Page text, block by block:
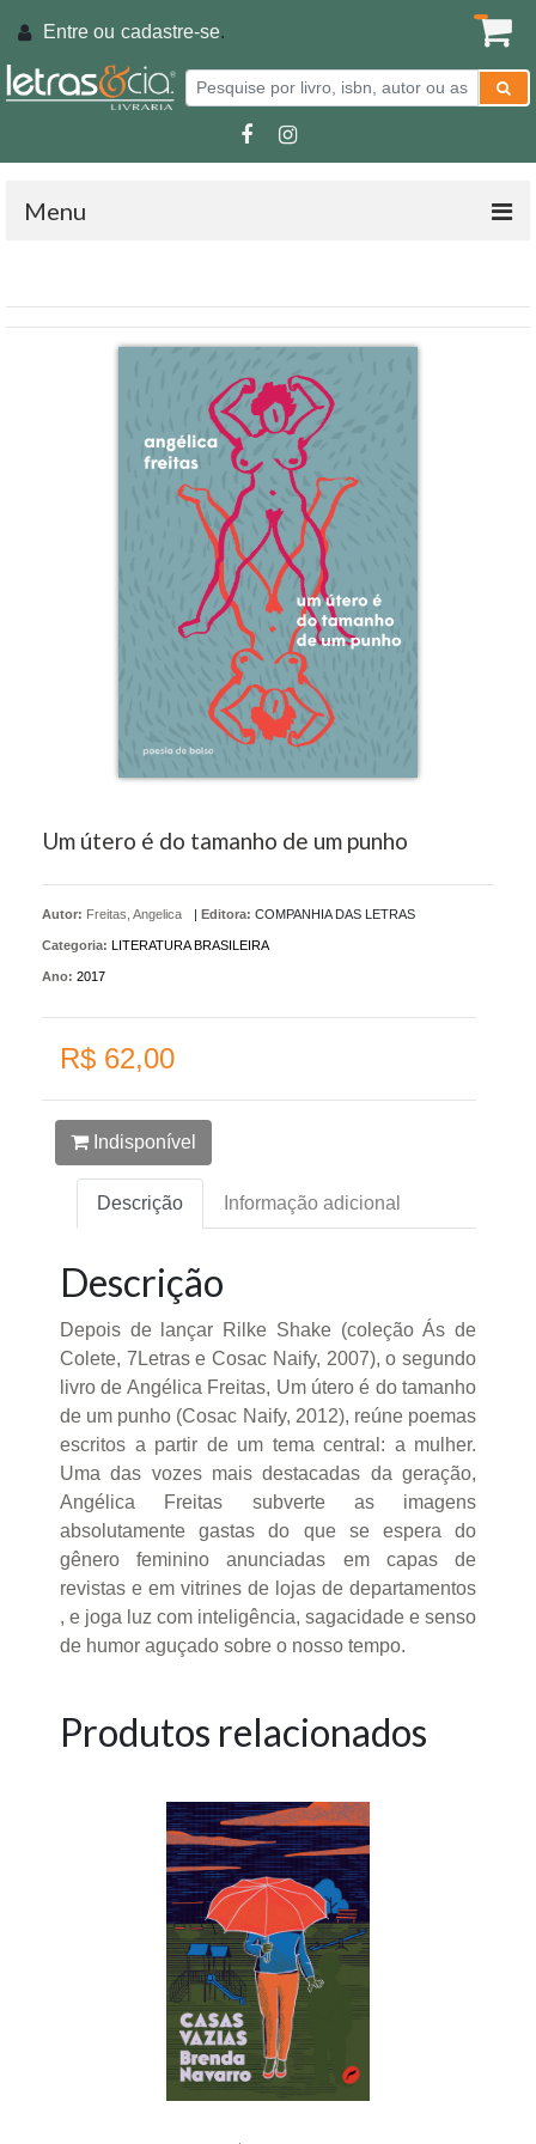
Entre ou cadastre-se.
Menu
Um útero é do tamanho de um punho
Autor: Freitas, Angelica | Editora: COMPANHIA DAS LETRAS
Categoria: LITERATURA BRASILEIRA
Ano: 2017
R$ 62,00
Indisponível
Descrição Informação adicional
Descrição
Depois de lançar Rilke Shake (coleção Ás de
Colete, 7Letras e Cosac Naify, 2007), o segundo
livro de Angélica Freitas, Um útero é do tamanho
de um punho (Cosac Naify, 2012), reúne poemas
escritos a partir de um tema central: a mulher.
Uma das vozes mais destacadas da geração,
Angélica Freitas subverte as imagens
absolutamente gastas do que se espera do
gênero feminino anunciadas em capas de
revistas e em vitrines de lojas de departamentos
, e joga luz com inteligência, sagacidade e senso
de humor aguçado sobre o nosso tempo.
Produtos relacionados